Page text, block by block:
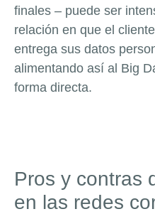
finales – puede ser
relación en que el
entrega sus datos
alimentando así al Big
forma directa.
Pros y contras
en las redes